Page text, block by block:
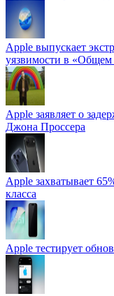
Apple выпускает
уязвимости в «Общем
Apple заявляет о
Джона Проссера
Apple захватывает
класса
Apple тестирует